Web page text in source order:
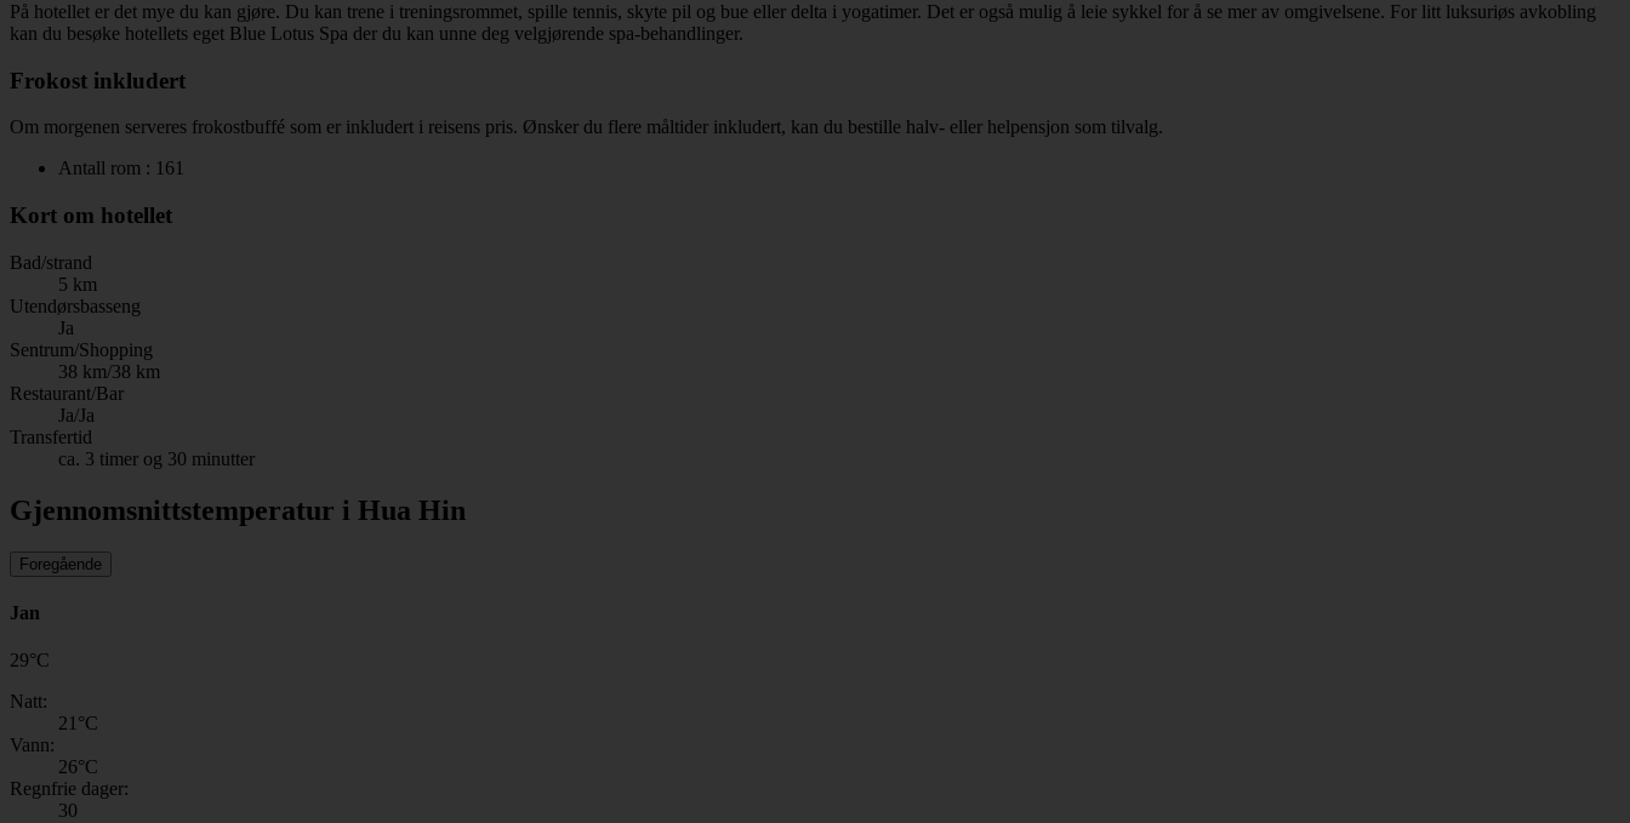
På hotellet er det mye du kan gjøre. Du kan trene i treningsrommet, spille tennis, skyte pil og bue eller delta i yogatimer. Det er også mulig å leie sykkel for å se mer av omgivelsene. For litt luksuriøs avkobling
kan du besøke hotellets eget Blue Lotus Spa der du kan unne deg velgjørende spa-behandlinger.
Frokost inkludert
Om morgenen serveres frokostbuffé som er inkludert i reisens pris. Ønsker du flere måltider inkludert, kan du bestille halv- eller helpensjon som tilvalg.
Antall rom : 161
Kort om hotellet
Bad/strand
5 km
Utendørsbasseng
Ja
Sentrum/Shopping
38 km/38 km
Restaurant/Bar
Ja/Ja
Transfertid
ca. 3 timer og 30 minutter
Gjennomsnittstemperatur i Hua Hin
Foregående
Jan
29°C
Natt:
21 °C
Vann:
26°C
Regnfrie dager:
30